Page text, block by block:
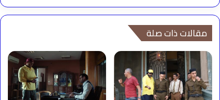
مقالات ذات صلة